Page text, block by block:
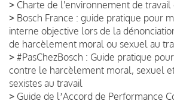
> Charte de l'environnement de travail
> Bosch France : guide pratique pour
interne objective lors de la
de harcèlement moral ou sexuel au
> #PasChezBosch : Guide pratique
contre le harcèlement moral, sexuel
sexistes au travail
> Guide de lʼAccord de Performance